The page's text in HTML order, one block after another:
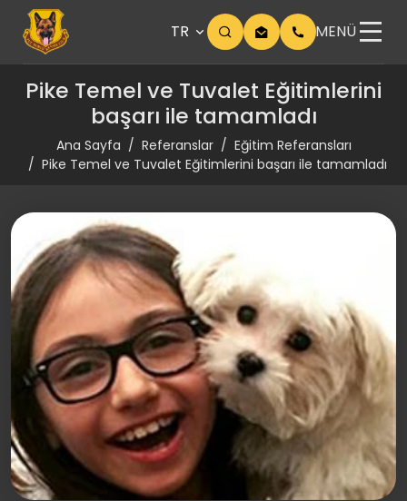
TR MENÜ
Pike Temel ve Tuvalet Eğitimlerini
başarı ile tamamladı
Ana Sayfa Referanslar
Eğitim Referansları
Pike Temel ve Tuvalet Eğitimlerini başarı ile tamamladı